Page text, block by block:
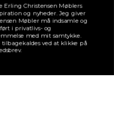
Erling Christensen Møblers
og nyheder. Jeg giver
Møbler må indsamle og
i privatlivs- og
med mit samtykke.
ved at klikke på